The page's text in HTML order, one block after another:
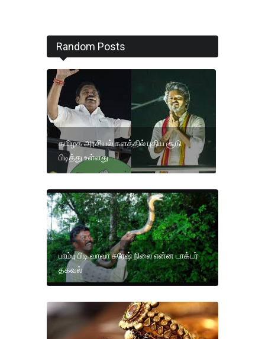
Random Posts
தமிழக அரசியல் களத்தில் புதிய சூடு
பிடித்து உள்ளது.
பாம்பு பிடி வாவா சுரேஷ் நிலை என்ன டாக்டர்
தகவல்